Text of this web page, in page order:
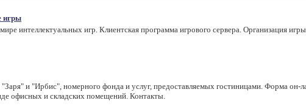
игры
интеллектуальных игр. Клиентская программа игрового сервера. Организация
и "Ирбис", номерного фонда и услуг, предоставляемых гостиницами. Форма он-
офисных и складских помещений. Контакты.